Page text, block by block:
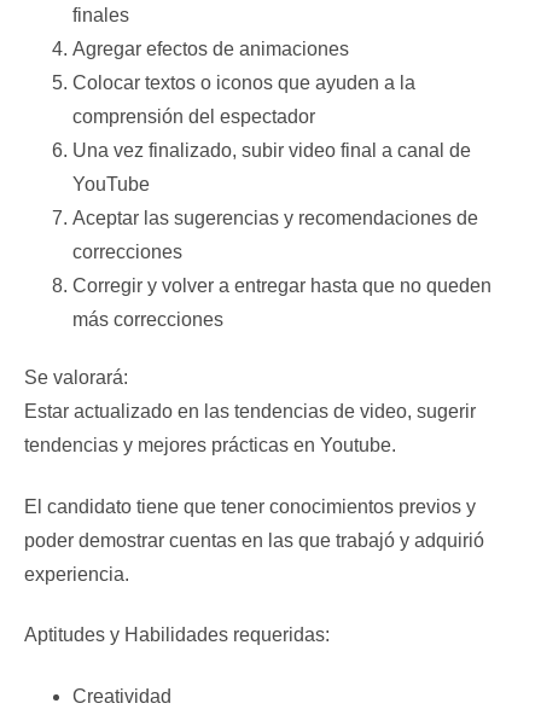
finales
Agregar efectos de animaciones
Colocar textos o iconos que ayuden a la
comprensión del espectador
Una vez finalizado, subir video final a canal de
YouTube
Aceptar las sugerencias y recomendaciones de
correcciones
Corregir y volver a entregar hasta que no queden
más correcciones
Se valorará:
Estar actualizado en las tendencias de video, sugerir
tendencias y mejores prácticas en Youtube.
El candidato tiene que tener conocimientos previos y
poder demostrar cuentas en las que trabajó y adquirió
experiencia.
Aptitudes y Habilidades requeridas:
Creatividad